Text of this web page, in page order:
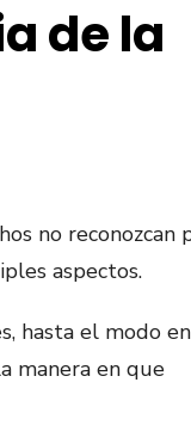
de la
no reconozcan
aspectos.
hasta el modo en
manera en que